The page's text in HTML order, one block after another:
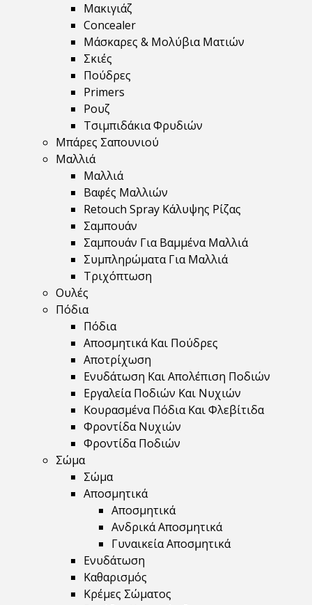
Μακιγιάζ
Concealer
Μάσκαρες & Μολύβια Ματιών
Σκιές
Πούδρες
Primers
Ρουζ
Τσιμπιδάκια Φρυδιών
Μπάρες Σαπουνιού
Μαλλιά
Μαλλιά
Βαφές Μαλλιών
Retouch Spray Κάλυψης Ρίζας
Σαμπουάν
Σαμπουάν Για Βαμμένα Μαλλιά
Συμπληρώματα Για Μαλλιά
Τριχόπτωση
Ουλές
Πόδια
Πόδια
Αποσμητικά Και Πούδρες
Αποτρίχωση
Ενυδάτωση Και Απολέπιση Ποδιών
Εργαλεία Ποδιών Και Νυχιών
Κουρασμένα Πόδια Και Φλεβίτιδα
Φροντίδα Νυχιών
Φροντίδα Ποδιών
Σώμα
Σώμα
Αποσμητικά
Αποσμητικά
Ανδρικά Αποσμητικά
Γυναικεία Αποσμητικά
Ενυδάτωση
Καθαρισμός
Κρέμες Σώματος